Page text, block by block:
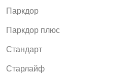
Паркдор
Паркдор плюс
Стандарт
Старлайф